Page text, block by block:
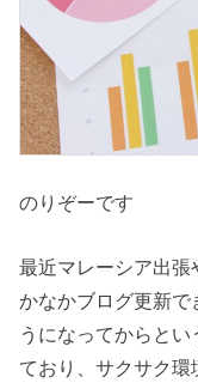
のりぞーです
最近マレーシア出
かなかブログ更新で
うになってからと
ており、サクサク